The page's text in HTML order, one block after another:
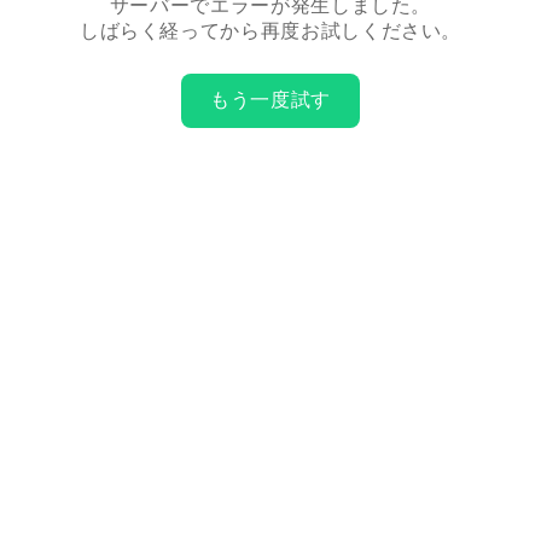
サーバーでエラーが発生しました。
しばらく経ってから再度お試しください。
もう一度試す